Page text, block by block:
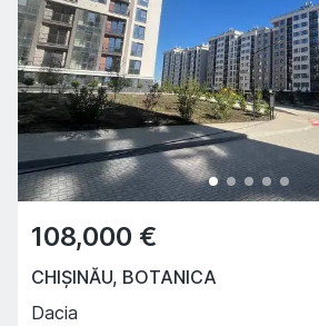
108,000 €
CHIȘINĂU, BOTANICA
Dacia